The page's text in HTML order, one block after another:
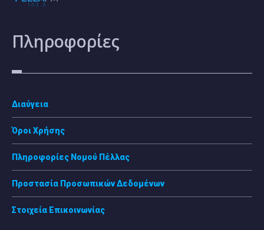
Πληροφορίες
Διαύγεια
Όροι Χρήσης
Πληροφορίες Νομού Πέλλας
Προστασία Προσωπικών Δεδομένων
Στοιχεία Επικοινωνίας